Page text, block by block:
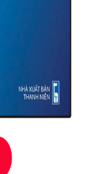
có
viên, đóng vai
nghiệp hoạt động